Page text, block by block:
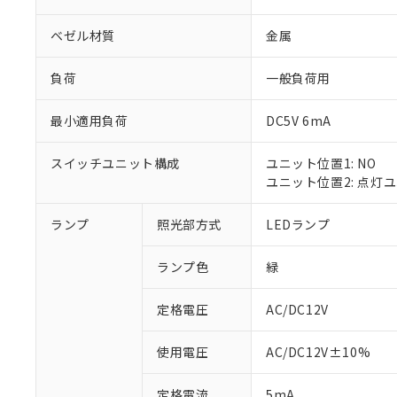
ベゼル材質 金属
負荷 一般負荷用
最小適用負荷 DC5V 6mA
スイッチユニット構成
ユニット位置1: NO
ユニット位置2: 点灯
ランプ 照光部方式 LEDランプ
ランプ色 緑
定格電圧 AC/DC12V
使用電圧 AC/DC12V±10%
ご利用条件
以下の条件をお読
※1 対応状況
対応予定：EU
対応予定なし：
調査・確認中：
非該当品：ライセ
※1 中国